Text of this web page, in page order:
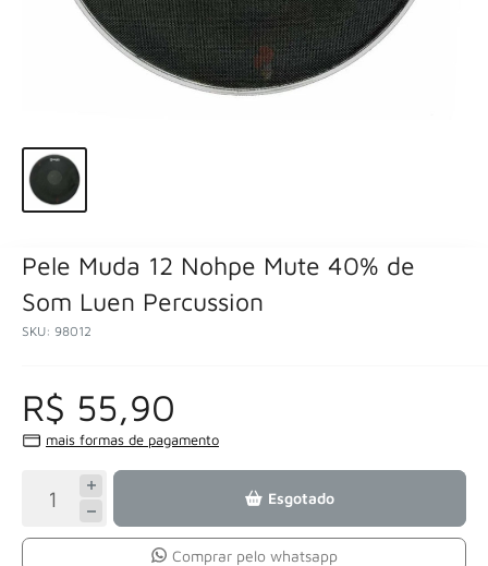
Pele Muda 12 Nohpe Mute 40% de
Som Luen Percussion
SKU: 98012
R$ 55,90
mais formas de pagamento
Esgotado
Comprar pelo whatsapp